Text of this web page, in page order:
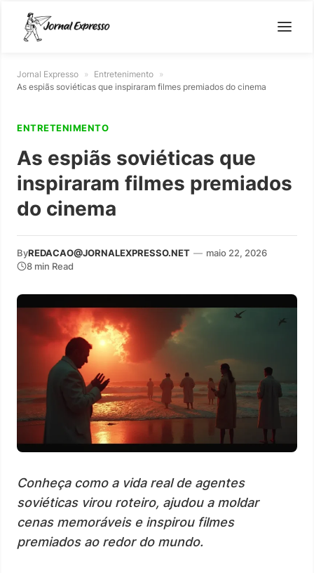
Jornal Expresso » Entretenimento »
As espiãs soviéticas que inspiraram filmes premiados do cinema
ENTRETENIMENTO
As espiãs soviéticas que
inspiraram filmes premiados
do cinema
ByREDACAO@JORNALEXPRESSO.NET — maio 22, 2026
8 min Read
Conheça como a vida real de agentes
soviéticas virou roteiro, ajudou a moldar
cenas memoráveis e inspirou filmes
premiados ao redor do mundo.